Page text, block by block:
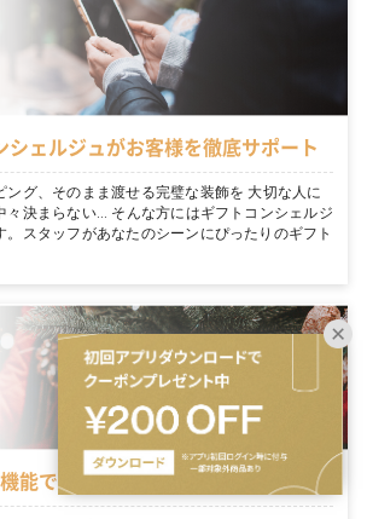
シェルジュがお客様を徹底サポート
ング、そのまま渡せる完璧な装飾を 大切な人に
々決まらない… そんな方にはギフトコンシェルジ
。スタッフがあなたのシーンにぴったりのギフト
能でシーンに適切なギフトを表示